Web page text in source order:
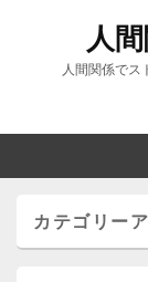
人
人間関係でス
カテゴリー